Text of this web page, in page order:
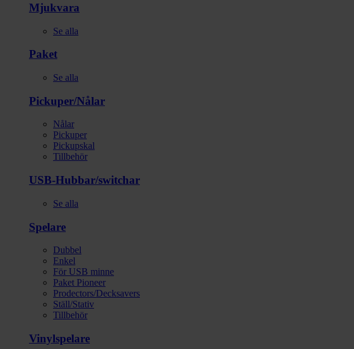
Mjukvara
Se alla
Paket
Se alla
Pickuper/Nålar
Nålar
Pickuper
Pickupskal
Tillbehör
USB-Hubbar/switchar
Se alla
Spelare
Dubbel
Enkel
För USB minne
Paket Pioneer
Prodectors/Decksavers
Ställ/Stativ
Tillbehör
Vinylspelare